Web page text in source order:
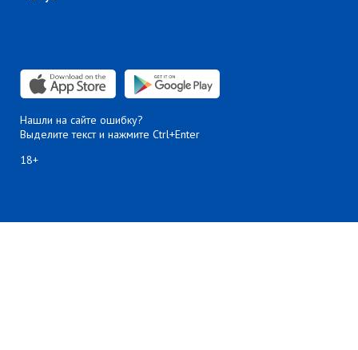
Нашли на сайте ошибку?
Выделите текст и нажмите Ctrl+Enter
18+